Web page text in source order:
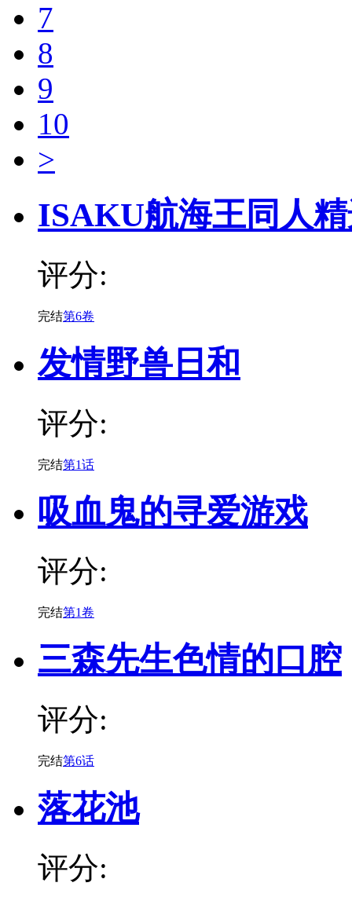
7
8
9
10
>
ISAKU航海王同人
评分:
完结第6卷
发情野兽日和
评分:
完结第1话
吸血鬼的寻爱游戏
评分:
完结第1卷
三森先生色情的口腔
评分:
完结第6话
落花池
评分: